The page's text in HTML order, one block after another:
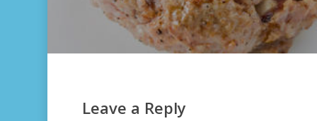
Leave a Reply